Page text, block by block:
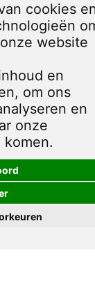
cookies
website
en
om ons
en
onze
komen.